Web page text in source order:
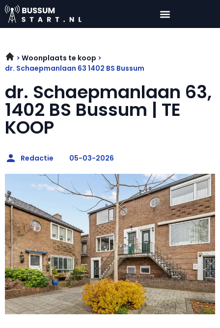
Woonplaats te koop
dr. Schaepmanlaan 63 1402 BS Bussum
dr. Schaepmanlaan 63,
1402 BS Bussum | TE
KOOP
Redactie 05-03-2026